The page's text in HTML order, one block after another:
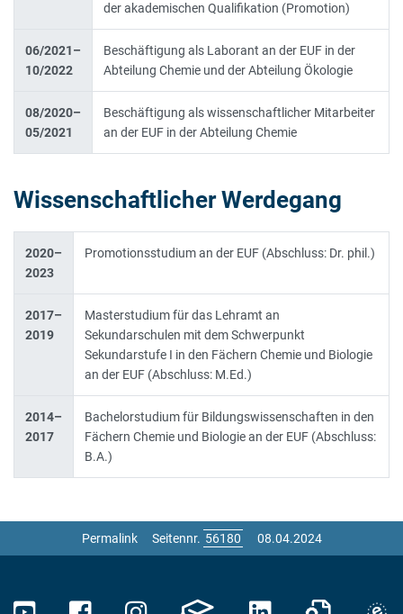
der akademischen Qualifikation (Promotion)
06/2021–
10/2022
Beschäftigung als Laborant an der EUF in der
Abteilung Chemie und der Abteilung Ökologie
08/2020–
05/2021
Beschäftigung als wissenschaftlicher Mitarbeiter
an der EUF in der Abteilung Chemie
Wissenschaftlicher Werdegang
2020–
2023
Promotionsstudium an der EUF (Abschluss: Dr. phil.)
2017–
2019
Masterstudium für das Lehramt an
Sekundarschulen mit dem Schwerpunkt
Sekundarstufe I in den Fächern Chemie und Biologie
an der EUF (Abschluss: M.Ed.)
2014–
2017
Bachelorstudium für Bildungswissenschaften in den
Fächern Chemie und Biologie an der EUF (Abschluss:
B.A.)
Permalink Seitennr. 08.04.2024